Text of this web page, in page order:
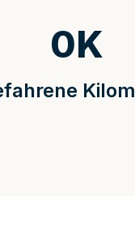
0K